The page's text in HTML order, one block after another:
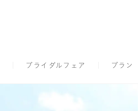
ブライダルフェア プラン